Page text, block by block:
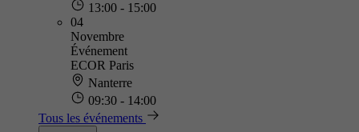
13:00 - 15:00
04
Novembre
Événement
ECOR Paris
Nanterre
09:30 - 14:00
Tous les événements